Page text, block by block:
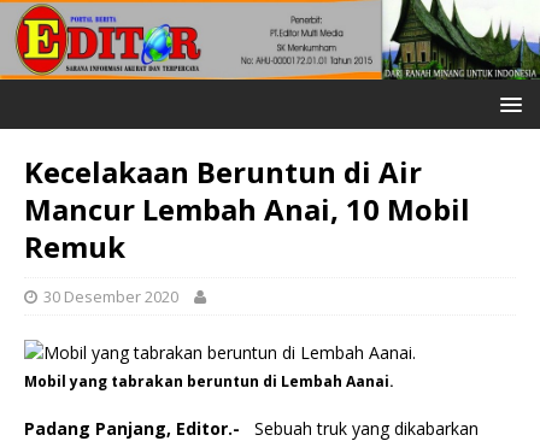
Kecelakaan Beruntun di Air
Mancur Lembah Anai, 10 Mobil
Remuk
30 Desember 2020
Mobil yang tabrakan beruntun di Lembah Aanai.
Padang Panjang, Editor.- Sebuah truk yang dikabarkan